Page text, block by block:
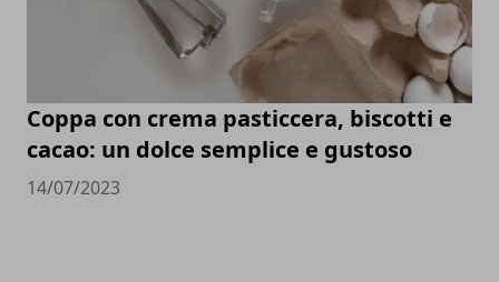
Coppa con crema pasticcera, biscotti e
cacao: un dolce semplice e gustoso
14/07/2023